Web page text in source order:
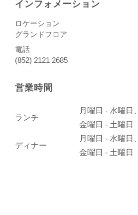
インフォメーション
ロケーション
グランドフロア
電話
(852) 2121 2685
営業時間
ランチ
月曜日 - 水曜日、
金曜日 - 土曜日
ディナー
月曜日 - 水曜日、
金曜日 - 土曜日